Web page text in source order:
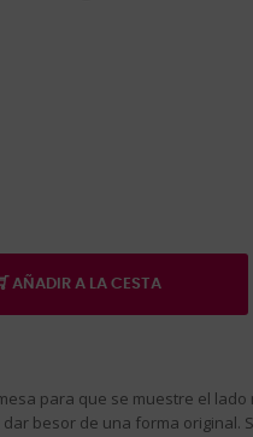
AÑADIR A LA CESTA
para que se muestre el lado
besor de una forma original.